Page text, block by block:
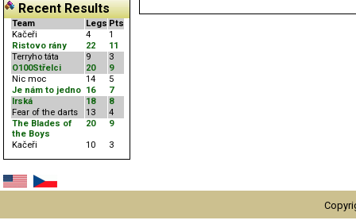
Recent Results
Team Legs Pts
Kačeři
4
1
Ristovo rány
22
11
Terryho táta
9
3
O100Střelci
20
9
Nic moc
14
5
Je nám to jedno 16
7
Irská
18
8
Fear of the darts
13
4
The Blades of
the Boys
20 9
Kačeři 10 3